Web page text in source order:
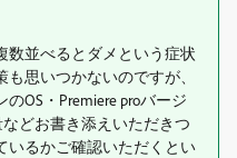
数並べるとダメという症状
思いつかないのですが、
OS・Premiere proバージ
などお書き添えいただきつ
いるかご確認いただくとい